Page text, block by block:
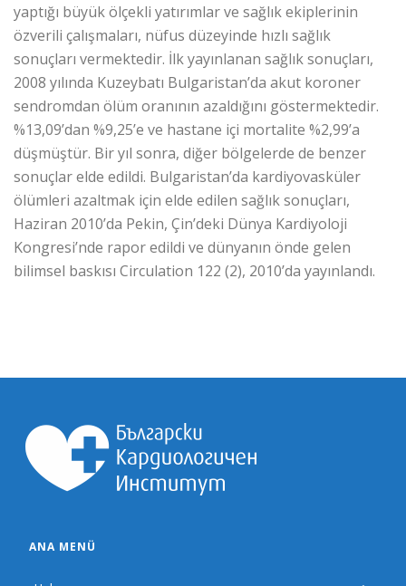
yaptığı büyük ölçekli yatırımlar ve sağlık ekiplerinin
özverili çalışmaları, nüfus düzeyinde hızlı sağlık
sonuçları vermektedir. İlk yayınlanan sağlık sonuçları,
2008 yılında Kuzeybatı Bulgaristan’da akut koroner
sendromdan ölüm oranının azaldığını göstermektedir.
%13,09’dan %9,25’e ve hastane içi mortalite %2,99’a
düşmüştür. Bir yıl sonra, diğer bölgelerde de benzer
sonuçlar elde edildi. Bulgaristan’da kardiyovasküler
ölümleri azaltmak için elde edilen sağlık sonuçları,
Haziran 2010’da Pekin, Çin’deki Dünya Kardiyoloji
Kongresi’nde rapor edildi ve dünyanın önde gelen
bilimsel baskısı Circulation 122 (2), 2010’da yayınlandı.
ANA MENÜ